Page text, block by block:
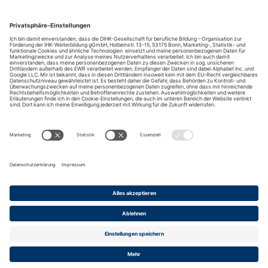
DIHK-Bildungs-gGmbH
Besuchen Sie auch:
Datenschutz Barrierefreiheit Cookies
Organisation zur Förderung der IHK-Weiterbildung gGmbH